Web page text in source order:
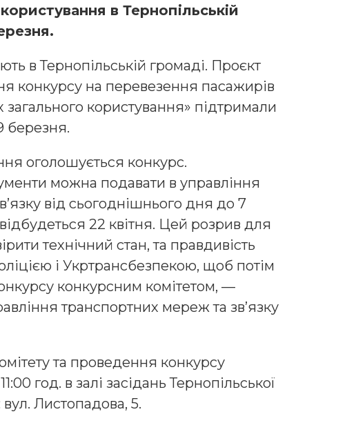
в Тернопільській
в Тернопільській громаді. Проєкт
конкурсу на перевезення пасажирів
користування» підтримали
березня.
оголошується конкурс.
можна подавати в управління
від сьогоднішнього дня до 7
22 квітня. Цей розрив для
технічний стан, та правдивість
і Укртрансбезпекою, щоб потім
конкурсним комітетом, —
транспортних мереж та звʼязку
та проведення конкурсу
год. в залі засідань Тернопільської
Листопадова, 5.